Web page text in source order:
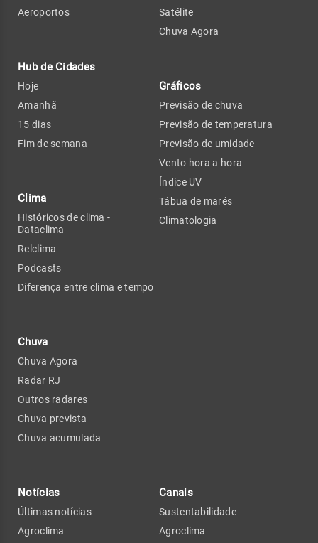
Aeroportos
Hub de Cidades
Hoje
Amanhã
15 dias
Fim de semana
Clima
Históricos de clima -
Dataclima
Relclima
Podcasts
Diferença entre clima e tempo
Chuva
Chuva Agora
Radar RJ
Outros radares
Chuva prevista
Chuva acumulada
Satélite
Chuva Agora
Gráficos
Previsão de chuva
Previsão de temperatura
Previsão de umidade
Vento hora a hora
Índice UV
Tábua de marés
Climatologia
Notícias
Últimas notícias
Agroclima
Canais
Sustentabilidade
Agroclima